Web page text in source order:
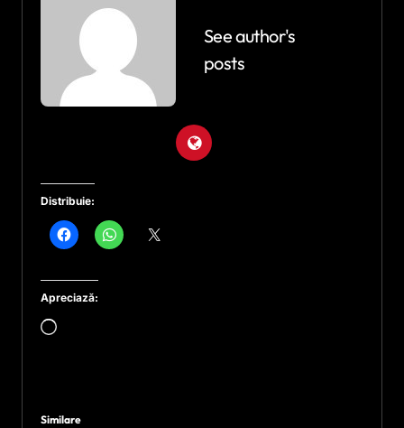
See author's
posts
Distribuie:
Apreciază:
Încarc...
Similare